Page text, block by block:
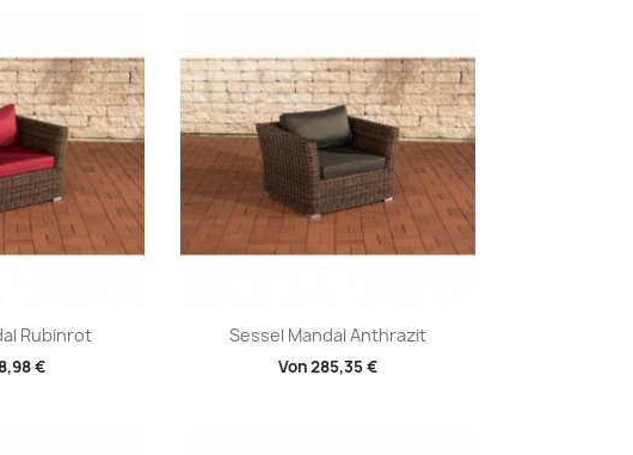
Rubinrot
€
Sessel Mandal Anthrazit
Von285,35 €
Vorschau